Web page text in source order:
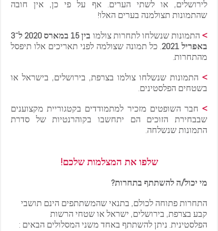
לירושלים, או לשתי הערים. אף על פי כן, אין חובה
שהתמונות תצולמנה בערים האלו!
> התמונות שנשלחו לתחרות צולמו
בין 15 במארס 2020 ל־3
באפריל 2021
. כל תמונה שצולמה לפני תאריכים אלו תיפסל
מהתחרות.
> התמונות שנשלחו צולמו בצרפת, בירושלים, בישראל או
בשטחים הפלסטינים.
> חבר השופטים מזכיר למתמודדים בקטגוריית מקצוענים
שבבחירת הזוכים הם יתחשבו בקוהרנטיות של סדרת
התמונות שנשלחה.
שלפו את המצלמות שלכם!
מי יכול/ה להשתתף בתחרות?
התחרות פתוחה לכולם, בתנאי שהמשתתפים הינם תושבי
קבע בצרפת, בירושלים, ישראל או שטחי הרשות
הפלסטינית. ניתן להשתתף באחד משני המסלולים הבאים :